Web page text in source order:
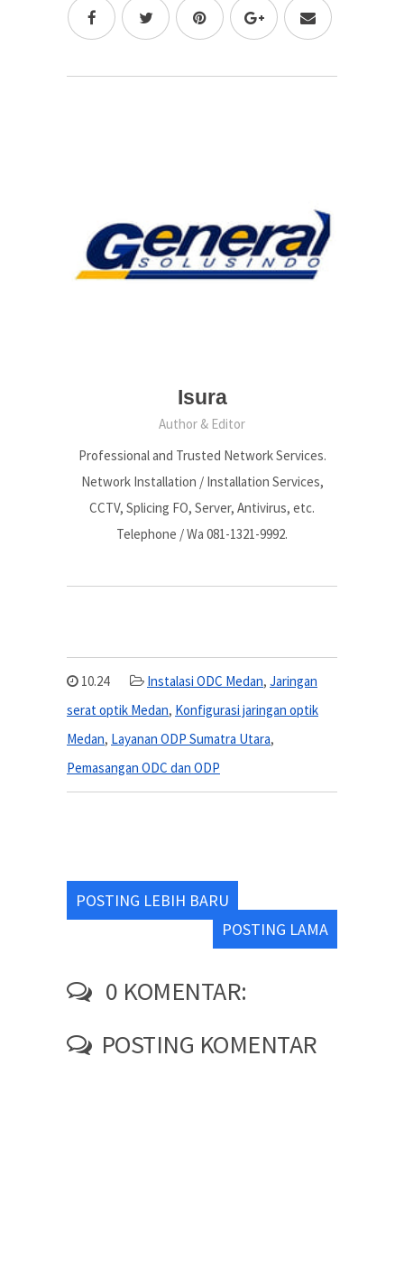
Isura
Author & Editor
Professional and Trusted Network Services.
Network Installation / Installation Services,
CCTV, Splicing FO, Server, Antivirus, etc.
Telephone / Wa 081-1321-9992.
10.24 Instalasi ODC Medan, Jaringan
serat optik Medan, Konfigurasi jaringan optik
Medan, Layanan ODP Sumatra Utara,
Pemasangan ODC dan ODP
POSTING LEBIH BARU
POSTING LAMA
0 KOMENTAR:
POSTING KOMENTAR